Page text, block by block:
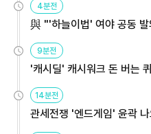
4분전
與 "'하늘이법' 여야 공동
9분전
'캐시딜' 캐시워크 돈 버는
14분전
관세전쟁 '엔드게임' 윤곽